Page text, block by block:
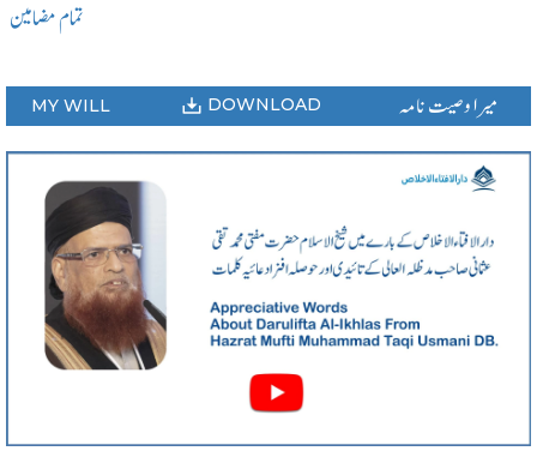
تمام مضامین
MY WILL DOWNLOAD میرا وصیت نامہ